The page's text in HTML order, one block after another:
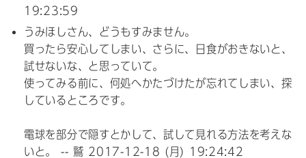
19:23:59
うみほしさん、どうもすみません。
買ったら安心してしまい、さらに、日食がおきないと、
試せないな、と思っていて。
使ってみる前に、何処へかたづけたが忘れてしまい、探
しているところです。
電球を部分で隠すとかして、試して見れる方法を考えな
いと。 -- 鷲 2017-12-18 (月) 19:24:42